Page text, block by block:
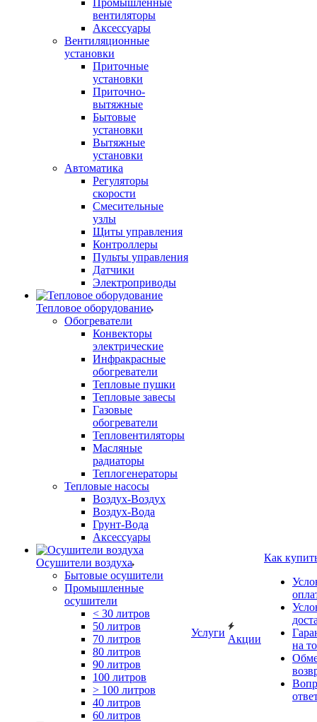
Промышленные
вентиляторы
Аксессуары
Вентиляционные
установки
Приточные
установки
Приточно-
вытяжные
Бытовые
установки
Вытяжные
установки
Автоматика
Регуляторы
скорости
Смесительные
узлы
Щиты управления
Контроллеры
Пульты управления
Датчики
Электроприводы
Тепловое оборудование
Обогреватели
Конвекторы
электрические
Инфракрасные
обогреватели
Тепловые пушки
Тепловые завесы
Газовые
обогреватели
Тепловентиляторы
Масляные
радиаторы
Теплогенераторы
Тепловые насосы
Воздух-Воздух
Воздух-Вода
Грунт-Вода
Аксессуары
Осушители воздуха
Бытовые осушители
Промышленные
осушители
< 30 литров
50 литров
70 литров
80 литров
90 литров
100 литров
> 100 литров
40 литров
60 литров
Услуги
Акции
Как
на